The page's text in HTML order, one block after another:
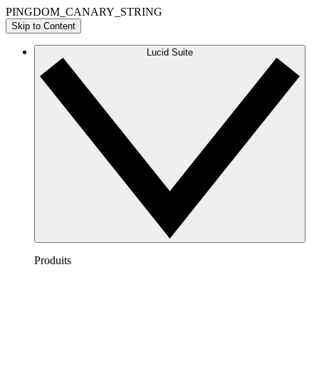
PINGDOM_CANARY_STRING
Skip to Content
Lucid Suite
Produits